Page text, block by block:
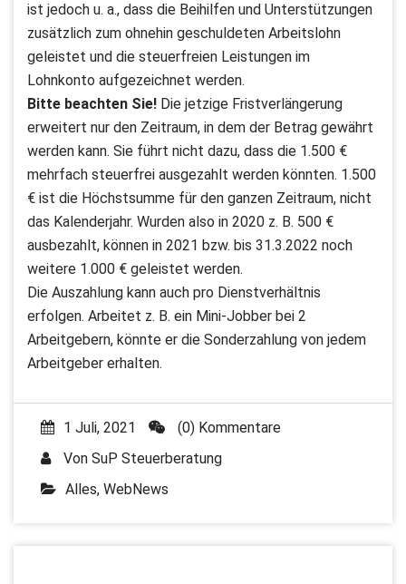
ist jedoch u. a., dass die Beihilfen und Unterstützungen
zusätzlich zum ohnehin geschuldeten Arbeitslohn
geleistet und die steuerfreien Leistungen im
Lohnkonto aufgezeichnet werden.
Bitte beachten Sie! Die jetzige Fristverlängerung
erweitert nur den Zeitraum, in dem der Betrag gewährt
werden kann. Sie führt nicht dazu, dass die 1.500 €
mehrfach steuerfrei ausgezahlt werden könnten. 1.500
€ ist die Höchstsumme für den ganzen Zeitraum, nicht
das Kalenderjahr. Wurden also in 2020 z. B. 500 €
ausbezahlt, können in 2021 bzw. bis 31.3.2022 noch
weitere 1.000 € geleistet werden.
Die Auszahlung kann auch pro Dienstverhältnis
erfolgen. Arbeitet z. B. ein Mini-Jobber bei 2
Arbeitgebern, könnte er die Sonderzahlung von jedem
Arbeitgeber erhalten.
1 Juli, 2021
(0) Kommentare
Von SuP Steuerberatung
Alles, WebNews